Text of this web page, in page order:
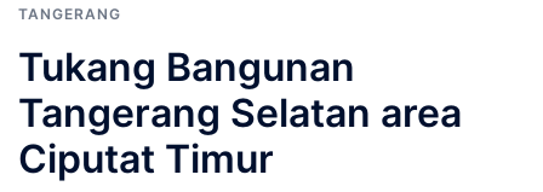
TANGERANG
Tukang Bangunan
Tangerang Selatan area
Ciputat Timur